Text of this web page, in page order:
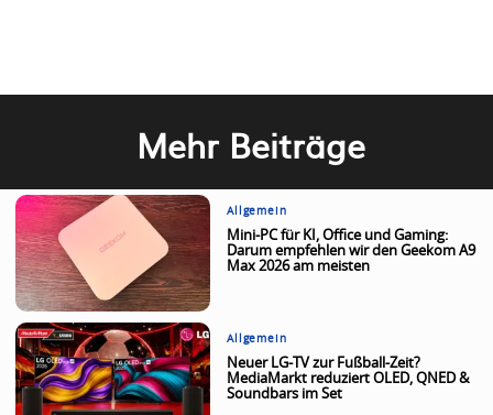
Mehr Beiträge
Allgemein
Mini-PC für KI, Office und Gaming:
Darum empfehlen wir den Geekom A9
Max 2026 am meisten
Allgemein
Neuer LG-TV zur Fußball-Zeit?
MediaMarkt reduziert OLED, QNED &
Soundbars im Set